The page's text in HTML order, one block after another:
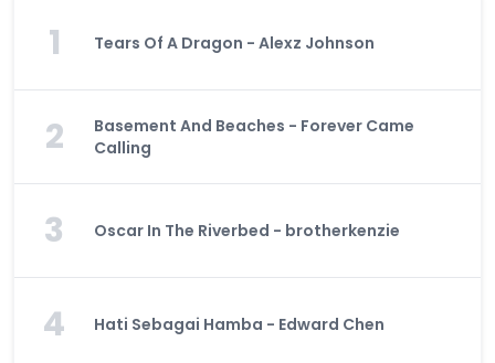
1 Tears Of A Dragon - Alexz Johnson
2
Basement And Beaches - Forever Came
Calling
3 Oscar In The Riverbed - brotherkenzie
4 Hati Sebagai Hamba - Edward Chen